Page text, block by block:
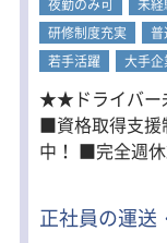
・
・
・
夜勤のみ可 未経
研修制度充実
普
若手活躍
大手企
★★ドライバー
■資格取得支援
中！ ■完全週
回支給あり！
ルート配送中
未経験でも安心
正社員の運送